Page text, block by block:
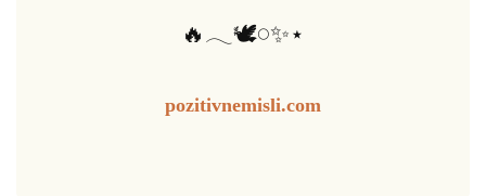
🔥𓂃🕊️𓏸✨⋆
pozitivnemisli.com